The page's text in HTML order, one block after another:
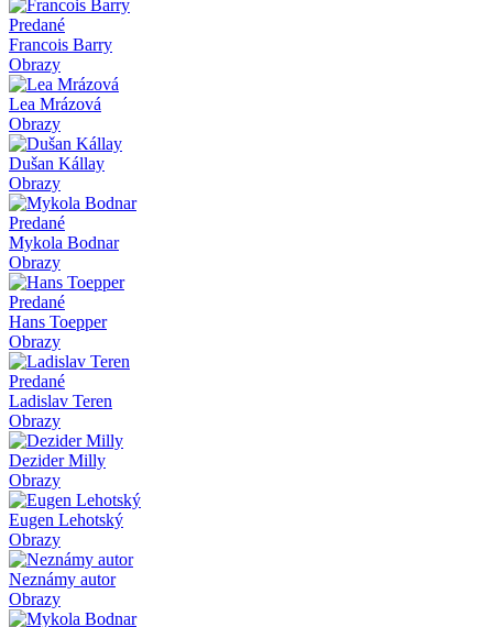
Predané
Francois Barry
Obrazy
Lea Mrázová
Obrazy
Dušan Kállay
Obrazy
Predané
Mykola Bodnar
Obrazy
Predané
Hans Toepper
Obrazy
Predané
Ladislav Teren
Obrazy
Dezider Milly
Obrazy
Eugen Lehotský
Obrazy
Neznámy autor
Obrazy